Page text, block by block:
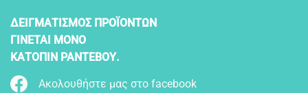
ΔΕΙΓΜΑΤΙΣΜΟΣ ΠΡΟΪΟΝΤΩΝ
ΓΙΝΕΤΑΙ ΜΟΝΟ
ΚΑΤΟΠΙΝ ΡΑΝΤΕΒΟΥ.
Ακολουθήστε μας στο facebook